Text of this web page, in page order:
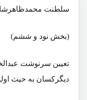
سلطنت
(بخش نود و ششم)
تعیین سرنوشت
دیگرکسان به حیث